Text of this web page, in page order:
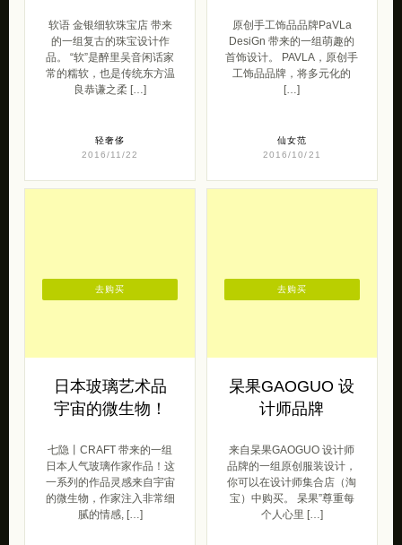
软语 金银细软珠宝店 带来
的一组复古的珠宝设计作
品。 “软”是醉里吴音闲话家
常的糯软，也是传统东方温
良恭谦之柔 […]
轻奢侈
2016/11/22
原创手工饰品品牌PaVLa
DesiGn 带来的一组萌趣的
首饰设计。 PAVLA，原创手
工饰品品牌，将多元化的
[…]
仙女范
2016/10/21
日本玻璃艺术品
宇宙的微生物！
七隐丨CRAFT 带来的一组
日本人气玻璃作家作品！这
一系列的作品灵感来自宇宙
的微生物，作家注入非常细
腻的情感, […]
去购买
杲果GAOGUO 设
计师品牌
来自杲果GAOGUO 设计师
品牌的一组原创服装设计，
你可以在设计师集合店（淘
宝）中购买。 杲果”尊重每
个人心里 […]
去购买